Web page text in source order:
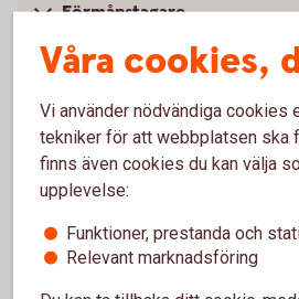
Förmånstagare
Indexfond
Investeringssparkonto
Räntebärande värdepapper
Ränta-på-ränta
Våra cookies,
Vi använder nödvändiga cookies
tekniker för att webbplatsen ska
finns även cookies du kan välja
upplevelse:
Funktioner, prestanda och
Relevant marknadsföring